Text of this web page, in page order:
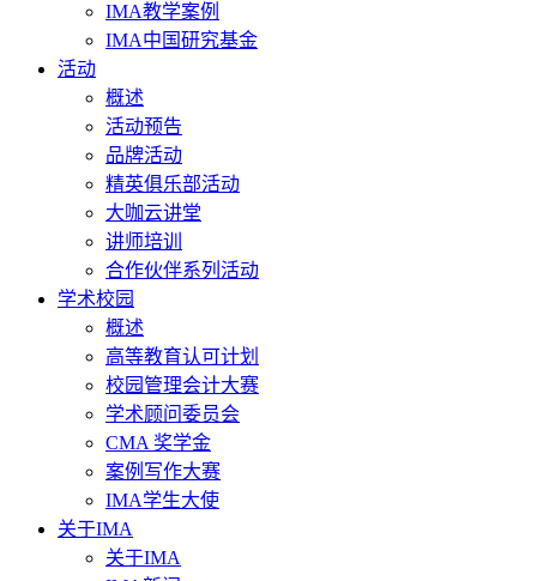
IMA教学案例
IMA中国研究基金
活动
概述
活动预告
品牌活动
精英俱乐部活动
大咖云讲堂
讲师培训
合作伙伴系列活动
学术校园
概述
高等教育认可计划
校园管理会计大赛
学术顾问委员会
CMA 奖学金
案例写作大赛
IMA学生大使
关于IMA
关于IMA